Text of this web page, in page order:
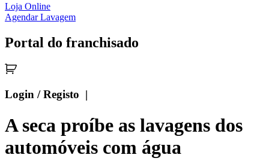
Loja Online
Agendar Lavagem
Portal do franchisado
Login / Registo |
A seca proíbe as lavagens dos
automóveis com água